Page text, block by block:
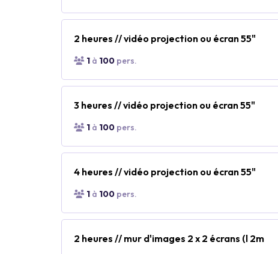
2 heures // vidéo projection ou écran 55"
1 à 100 pers.
3 heures // vidéo projection ou écran 55"
1 à 100 pers.
4 heures // vidéo projection ou écran 55"
1 à 100 pers.
2 heures // mur d'images 2 x 2 écrans (l 2m